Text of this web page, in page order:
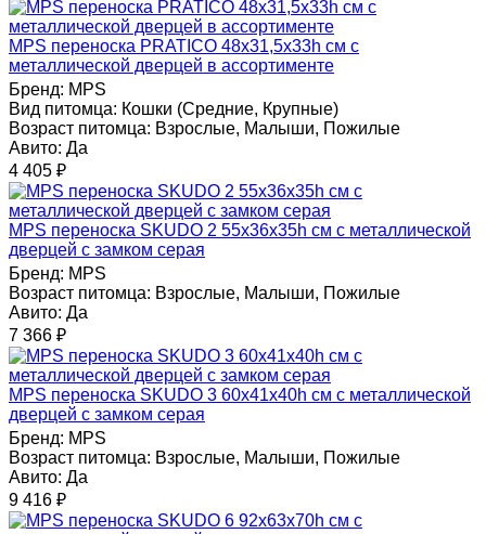
MPS переноска PRATICO 48х31,5х33h см с
металлической дверцей в ассортименте
Бренд: MPS
Вид питомца: Кошки (Средние, Крупные)
Возраст питомца: Взрослые, Малыши, Пожилые
Авито: Да
4 405 ₽
MPS переноска SKUDO 2 55х36х35h см с металлической
дверцей с замком серая
Бренд: MPS
Возраст питомца: Взрослые, Малыши, Пожилые
Авито: Да
7 366 ₽
MPS переноска SKUDO 3 60х41х40h см с металлической
дверцей с замком серая
Бренд: MPS
Возраст питомца: Взрослые, Малыши, Пожилые
Авито: Да
9 416 ₽